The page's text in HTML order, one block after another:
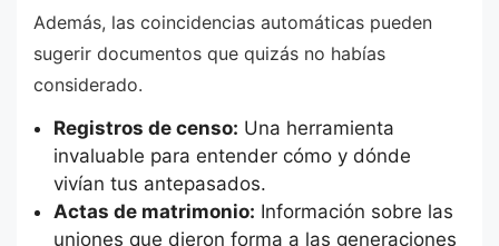
Además, las coincidencias automáticas pueden
sugerir documentos que quizás no habías
considerado.
Registros de censo: Una herramienta
invaluable para entender cómo y dónde
vivían tus antepasados.
Actas de matrimonio: Información sobre las
uniones que dieron forma a las generaciones